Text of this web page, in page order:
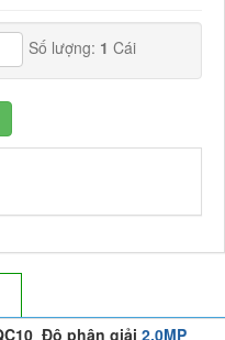
Số lượng: 1 Cái
Độ phân giải 2.0MP